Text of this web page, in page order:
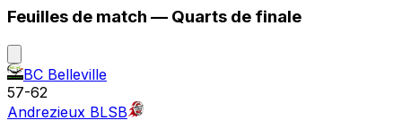
Feuilles de match — Quarts de finale
BC Belleville
57-62
Andrezieux BLSB